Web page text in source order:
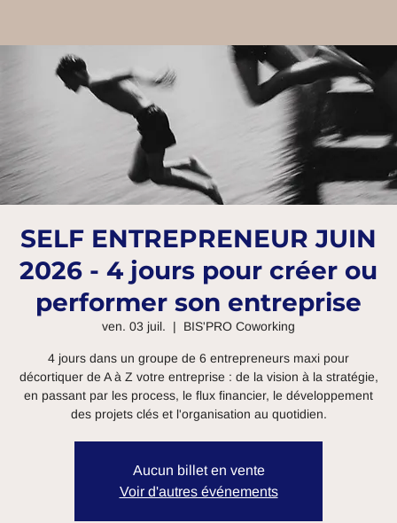
SELF ENTREPRENEUR JUIN
2026 - 4 jours pour créer ou
performer son entreprise
ven. 03 juil.
  |
BIS'PRO Coworking
4 jours dans un groupe de 6 entrepreneurs maxi pour
décortiquer de A à Z votre entreprise : de la vision à la stratégie,
en passant par les process, le flux financier, le développement
des projets clés et l'organisation au quotidien.
Aucun billet en vente
Voir d'autres événements